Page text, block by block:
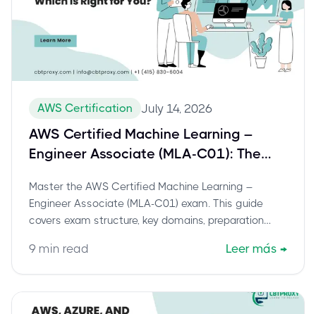
AWS Certification July 14, 2026
AWS Certified Machine Learning –
Engineer Associate (MLA-C01): The
Master the AWS Certified Machine Learning –
Engineer Associate (MLA-C01) exam. This guide
covers exam structure, key domains, preparation
9 min read Leer más →